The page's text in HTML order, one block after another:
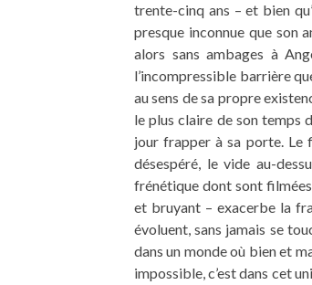
trente-cinq ans – et bien
presque inconnue que son
alors sans ambages à
l’incompressible barrière
au sens de sa propre
le plus claire de son temps
jour frapper à sa porte. Le
désespéré, le vide au-
frénétique dont sont
et bruyant – exacerbe la
évoluent, sans jamais se
dans un monde où bien et
impossible, c’est dans cet